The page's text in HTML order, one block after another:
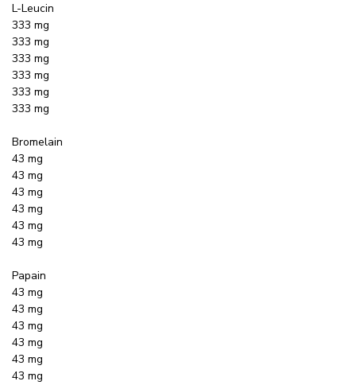
L-Leucin
333 mg
333 mg
333 mg
333 mg
333 mg
333 mg
Bromelain
43 mg
43 mg
43 mg
43 mg
43 mg
43 mg
Papain
43 mg
43 mg
43 mg
43 mg
43 mg
43 mg